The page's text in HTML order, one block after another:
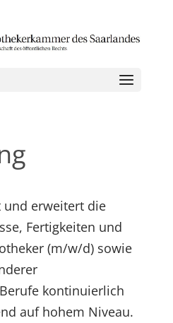
erweitert die
Fertigkeiten und
(m/w/d) sowie
kontinuierlich
auf hohem Niveau.